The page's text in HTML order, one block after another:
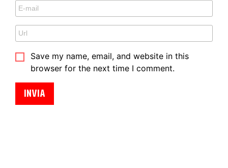
Save my name, email, and website in this
browser for the next time I comment.